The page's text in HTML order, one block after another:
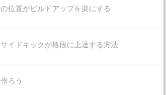
位置がビルドアップを楽にする
イドキックが格段に上達する方法
ろう